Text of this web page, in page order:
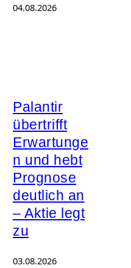
04.08.2026
Palantir
übertrifft
Erwartunge
n und hebt
Prognose
deutlich an
– Aktie legt
zu
03.08.2026